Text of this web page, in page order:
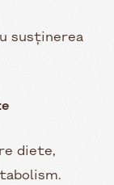
susținerea
diete,